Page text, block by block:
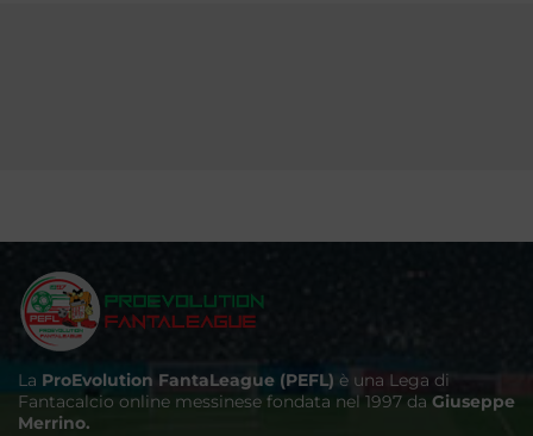
La ProEvolution FantaLeague (PEFL) è una Lega di
Fantacalcio online messinese fondata nel 1997 da Giuseppe
Merrino.